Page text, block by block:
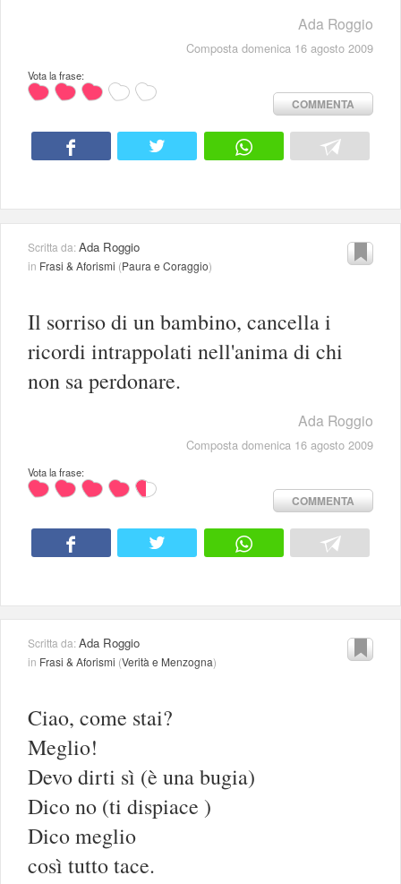
Ada Roggio
Composta domenica 16 agosto 2009
Vota la frase:
COMMENTA
Scritta da:Ada Roggio
in Frasi & Aforismi (Paura e Coraggio)
Il sorriso di un bambino, cancella i
ricordi intrappolati nell'anima di chi
non sa perdonare.
Ada Roggio
Composta domenica 16 agosto 2009
Vota la frase:
COMMENTA
Scritta da:Ada Roggio
in Frasi & Aforismi (Verità e Menzogna)
Ciao, come stai?
Meglio!
Devo dirti sì (è una bugia)
Dico no (ti dispiace )
Dico meglio
così tutto tace.